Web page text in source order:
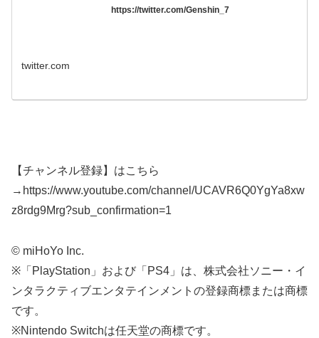
https://twitter.com/Genshin_7
twitter.com
【チャンネル登録】はこちら
→https://www.youtube.com/channel/UCAVR6Q0YgYa8xw
z8rdg9Mrg?sub_confirmation=1
© miHoYo Inc.
※「PlayStation」および「PS4」は、株式会社ソニー・イ
ンタラクティブエンタテインメントの登録商標または商標
です。
※Nintendo Switchは任天堂の商標です。